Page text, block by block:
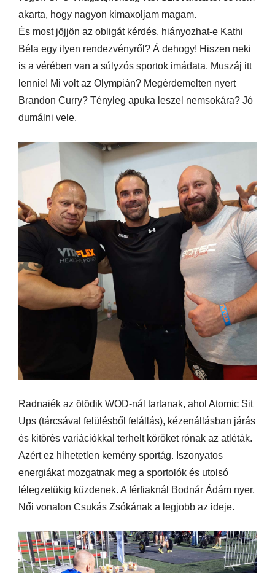
akarta, hogy nagyon kimaxoljam magam.
És most jöjjön az obligát kérdés, hiányozhat-e Kathi
Béla egy ilyen rendezvényről? Á dehogy! Hiszen neki
is a vérében van a súlyzós sportok imádata. Muszáj itt
lennie! Mi volt az Olympián? Megérdemelten nyert
Brandon Curry? Tényleg apuka leszel nemsokára? Jó
dumálni vele.
Radnaiék az ötödik WOD-nál tartanak, ahol Atomic Sit
Ups (tárcsával felülésből felállás), kézenállásban járás
és kitörés variációkkal terhelt köröket rónak az atléták.
Azért ez hihetetlen kemény sportág. Iszonyatos
energiákat mozgatnak meg a sportolók és utolsó
lélegzetükig küzdenek. A férfiaknál Bodnár Ádám nyer.
Női vonalon Csukás Zsókának a legjobb az ideje.